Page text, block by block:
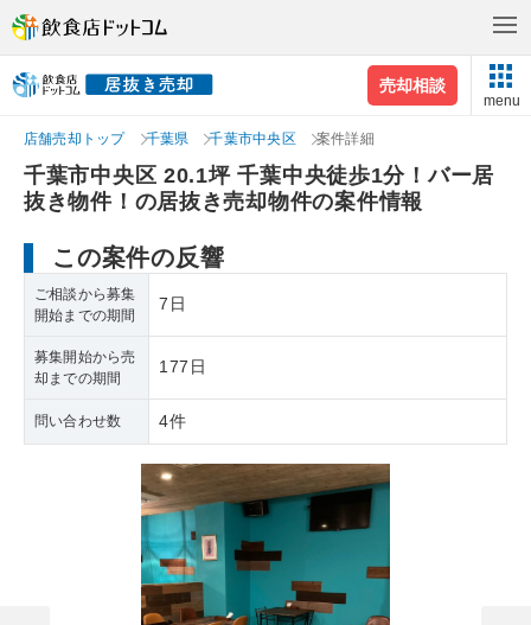
売却相談
menu
店舗売却トップ 千葉県 千葉市中央区 案件詳細
千葉市中央区 20.1坪 千葉中央徒歩1分！バー居
抜き物件！の居抜き売却物件の案件情報
この案件の反響
ご相談から募集
開始までの期間
7日
募集開始から売
却までの期間
177日
問い合わせ数 4件